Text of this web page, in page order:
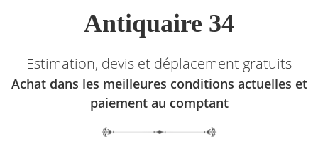
Antiquaire 34
Estimation, devis et déplacement gratuits
Achat dans les meilleures conditions actuelles et
paiement au comptant